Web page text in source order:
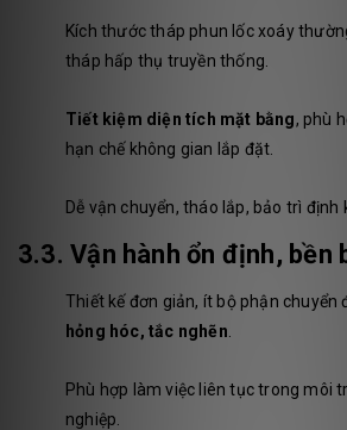
Kích thước tháp phun lốc xoáy
tháp hấp thụ truyền thống.
Tiết kiệm diện tích mặt bằng, phù
hạn chế không gian lắp đặt.
Dễ vận chuyển, tháo lắp, bảo trì định
3.3. Vận hành ổn định, bền
Thiết kế đơn giản, ít bộ phận chuyển
hỏng hóc, tắc nghẽn
Phù hợp làm việc liên tục trong môi
nghiệp.